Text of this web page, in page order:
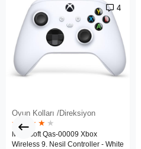
Oyun Kolları /Direksiyon
★ ★ ★ ★ ★
Microsoft Qas-00009 Xbox
Wireless 9. Nesil Controller - White
4